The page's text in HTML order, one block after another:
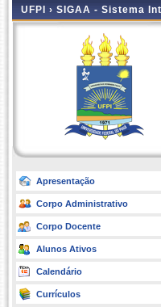
UFPI › SIGAA - Sistema
Apresentação
Corpo Administrativo
Corpo Docente
Alunos Ativos
Calendário
Currículos